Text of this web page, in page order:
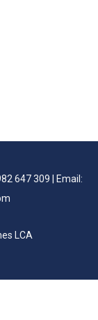
647 309 | Email:
LCA